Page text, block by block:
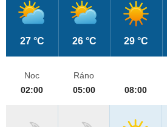
27 °C 26 °C 29 °C
Noc
02:00
Ráno
05:00
08:00